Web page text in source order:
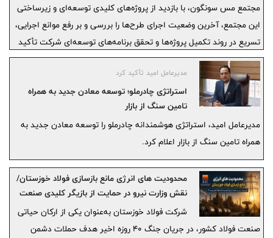
مجتمع مس سونگون، با بازدید از پروژه‌های کلیدی توسعه‌ای و زیرساختی
این مجتمع، آخرین وضعیت اجرای طرح‌ها را بررسی و بر رفع موانع اجرایی،
تسریع در روند تکمیل پروژه‌ها و تحقق برنامه‌های توسعه‌ای شرکت تأکید
کرد.
مدیرعامل امید تأکید کرد
استراتژی چادرملو؛ توسعه معادن جدید به همراه
تامین سنگ از بازار
مدیرعامل امید، استراتژی هوشمندانه چادرملو را توسعه معادن جدید به
همراه تامین سنگ از بازار اعلام کرد.
محدودیت های انرژی مانع بازسازی فولاد خوزستان/
نقش وزارت نیرو در حمایت از بازیگر کلیدی صنعت
فولاد کشور چیست؟!
شرکت فولاد خوزستان به‌عنوان یکی از ارکان حیاتی
صنعت فولاد کشور، در جریان جنگ ۴۰ روزه اخیر هدف حملات دشمن